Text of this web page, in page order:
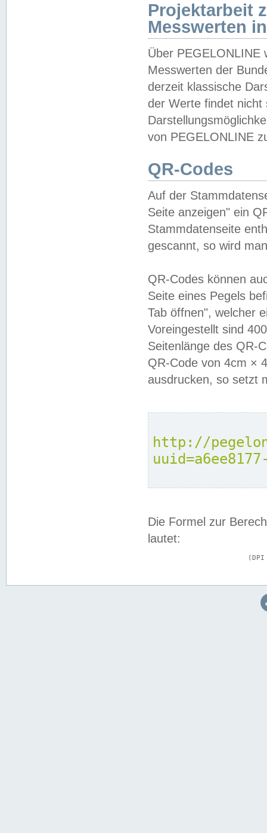
Projektarbeit
Messwerten
Über PEGELONLINE
Messwerten der
derzeit klassische
der Werte findet
von PEGELONLINE
QR-Codes
Auf der
Seite anzeigen" ein
Stammdatenseite
gescannt, so wird
QR-Codes können
Seite eines Pegels
Tab öffnen", welcher
Voreingestellt sind
Seitenlänge des QR-
QR-Code von 4cm ×
ausdrucken, so setzt
http://
Die Formel zur
lautet: